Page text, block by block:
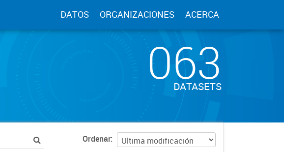
DATOS ORGANIZACIONES ACERCA
063
DATASETS
Ordenar